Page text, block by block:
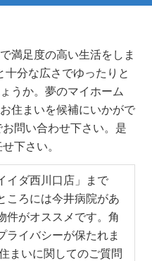
満足度の高い生活をしま
十分な広さでゆったりと
うか。夢のマイホーム
住まいを候補にいかがで
問い合わせ下さい。是
下さい。
イダ西川口店」まで
ころには今井病院があ
件がオススメです。角
ライバシーが保たれま
まいに関してのご質問